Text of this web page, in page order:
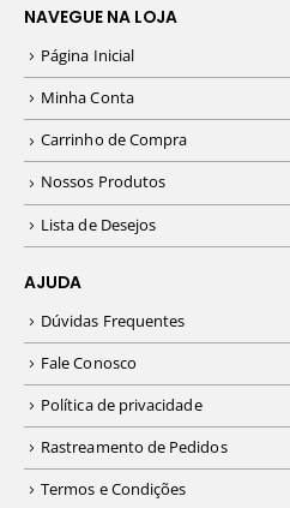
NAVEGUE NA LOJA
Página Inicial
Minha Conta
Carrinho de Compra
Nossos Produtos
Lista de Desejos
AJUDA
Dúvidas Frequentes
Fale Conosco
Política de privacidade
Rastreamento de Pedidos
Termos e Condições